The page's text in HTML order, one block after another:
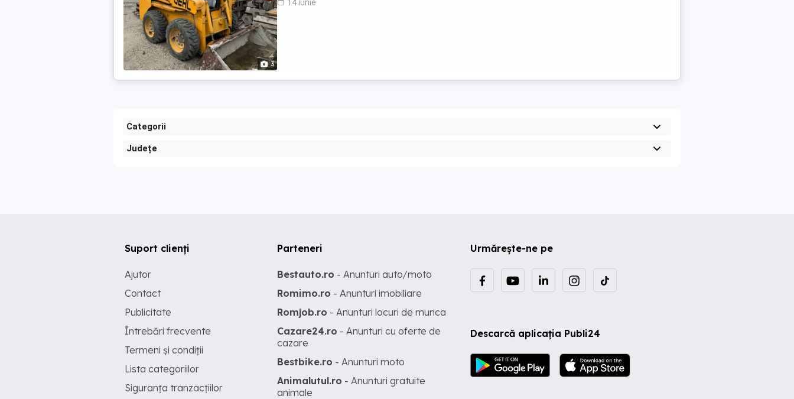
3
14 iunie
Categorii
Județe
Urmărește-ne pe
Descarcă aplicația Publi24
Suport clienți
Ajutor
Contact
Publicitate
Întrebări frecvente
Termeni și condiții
Lista categoriilor
Siguranța tranzacțiilor
Parteneri
Bestauto.ro - Anunturi auto/moto
Romimo.ro - Anunturi imobiliare
Romjob.ro - Anunturi locuri de munca
Cazare24.ro - Anunturi cu oferte de
cazare
Bestbike.ro - Anunturi moto
Animalutul.ro - Anunturi gratuite
animale